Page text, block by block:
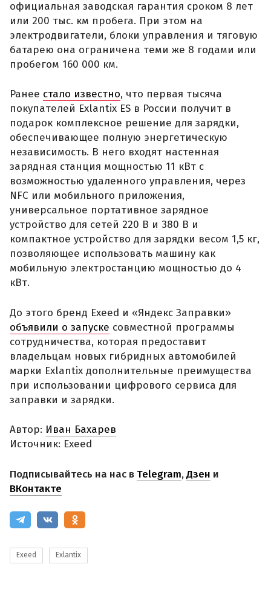
официальная заводская гарантия сроком 8 лет
или 200 тыс. км пробега. При этом на
электродвигатели, блоки управления и тяговую
батарею она ограничена теми же 8 годами или
пробегом 160 000 км.
Ранее стало известно, что первая тысяча
покупателей Exlantix ES в России получит в
подарок комплексное решение для зарядки,
обеспечивающее полную энергетическую
независимость. В него входят настенная
зарядная станция мощностью 11 кВт с
возможностью удаленного управления, через
NFC или мобильного приложения,
универсальное портативное зарядное
устройство для сетей 220 В и 380 В и
компактное устройство для зарядки весом 1,5 кг,
позволяющее использовать машину как
мобильную электростанцию мощностью до 4
кВт.
До этого бренд Exeed и «Яндекс Заправки»
объявили о запуске совместной программы
сотрудничества, которая предоставит
владельцам новых гибридных автомобилей
марки Exlantix дополнительные преимущества
при использовании цифрового сервиса для
заправки и зарядки.
Автор: Иван Бахарев
Источник: Exeed
Подписывайтесь на нас в Telegram,Дзен и
ВКонтакте
Exeed Exlantix